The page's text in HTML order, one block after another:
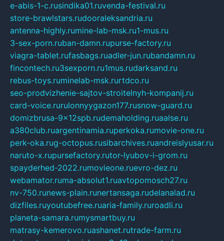
e-abis-1-c.rusindika01.ruvenda-festival.ru
store-brawlstars.rudooraleksandria.ru
antenna-highly.rumine-lab-msk.ru1-mus.ru
3-sex-porn.ruban-damn.rupurse-factory.ru
viagra-tablet.rufasbags.ruadler-jun.rubandamn.ru
fincontech.ru3sexporn.ru1mus.rudarksand.ru
rebus-toys.ruminelab-msk.rurtdco.ru
seo-prodvizhenie-sajtov-stroitelnyh-kompanij.ru
card-voice.rurulonnyygazon177.rusnow-guard.ru
domizbrusa-9x12spb.rudemaholding.ruaalse.ru
a380club.ruargentinamia.ruperkoka.rumovie-one.ru
perk-oka.rug-octopus.rusibarchives.ruandreislyusar.ru
naruto-x.rupursefactory.rutor-lyubov-i-grom.ru
spayderhed-2022.rumovieone.ruevro-dez.ru
webamator.ruma-absolut1.ruavtopomosch27.ru
nv-750.runews-plain.runertansaga.rudelanalad.ru
dizfiles.ruyoutubefree.ruaria-family.ruroadli.ru
planeta-samara.rumysmartbuy.ru
matrasy-kemerovo.ruashanet.rutrade-farm.ru